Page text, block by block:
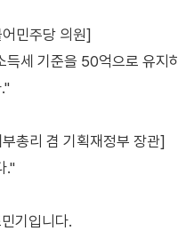
민주당 의원]
득세 기준을 50억으로 유지
총리 겸 기획재정부 장관]
."
기입니다.